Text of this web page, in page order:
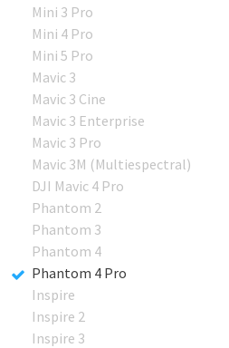
Mini 3 Pro
Mini 4 Pro
Mini 5 Pro
Mavic 3
Mavic 3 Cine
Mavic 3 Enterprise
Mavic 3 Pro
Mavic 3M (Multiespectral)
DJI Mavic 4 Pro
Phantom 2
Phantom 3
Phantom 4
Phantom 4 Pro
Inspire
Inspire 2
Inspire 3